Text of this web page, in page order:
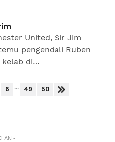
United, Sir Jim
pengendali Ruben
di
6 ... 49 50
-